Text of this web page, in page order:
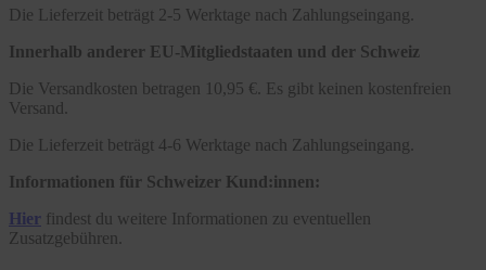
Die Lieferzeit beträgt 2-5 Werktage nach Zahlungseingang.
Innerhalb anderer EU-Mitgliedstaaten und der Schweiz
Die Versandkosten betragen 10,95 €. Es gibt keinen kostenfreien
Versand.
Die Lieferzeit beträgt 4-6 Werktage nach Zahlungseingang.
Informationen für Schweizer Kund:innen:
Hier findest du weitere Informationen zu eventuellen
Zusatzgebühren.